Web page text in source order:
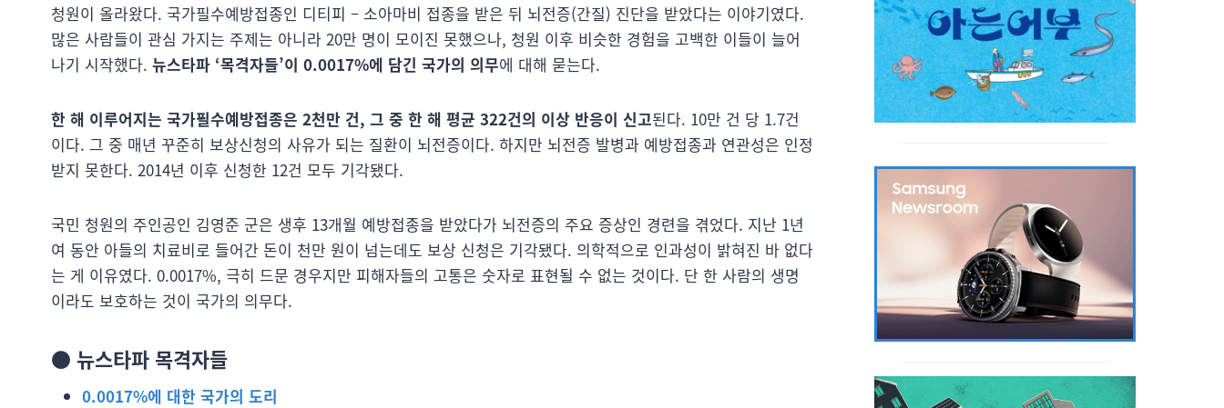
청원이 올라왔다. 국가필수예방접종인 디티피 – 소아마비 접종을 받은 뒤 뇌전증(간질) 진단을 받았다는 이야기였다.
많은 사람들이 관심 가지는 주제는 아니라 20만 명이 모이진 못했으나, 청원 이후 비슷한 경험을 고백한 이들이 늘어
나기 시작했다. 뉴스타파 ‘목격자들’이 0.0017%에 담긴 국가의 의무에 대해 묻는다.
한 해 이루어지는 국가필수예방접종은 2천만 건, 그 중 한 해 평균 322건의 이상 반응이 신고된다. 10만 건 당 1.7건
이다. 그 중 매년 꾸준히 보상신청의 사유가 되는 질환이 뇌전증이다. 하지만 뇌전증 발병과 예방접종과 연관성은 인정
받지 못한다. 2014년 이후 신청한 12건 모두 기각됐다.
국민 청원의 주인공인 김영준 군은 생후 13개월 예방접종을 받았다가 뇌전증의 주요 증상인 경련을 겪었다. 지난 1년
여 동안 아들의 치료비로 들어간 돈이 천만 원이 넘는데도 보상 신청은 기각됐다. 의학적으로 인과성이 밝혀진 바 없다
는 게 이유였다. 0.0017%, 극히 드문 경우지만 피해자들의 고통은 숫자로 표현될 수 없는 것이다. 단 한 사람의 생명
이라도 보호하는 것이 국가의 의무다.
● 뉴스타파 목격자들
0.0017%에 대한 국가의 도리